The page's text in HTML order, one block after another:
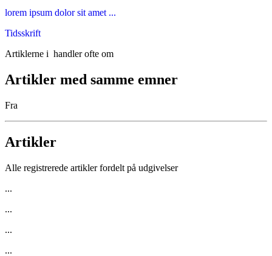
lorem ipsum dolor sit amet ...
Tidsskrift
Artiklerne i handler ofte om
Artikler med samme emner
Fra
Artikler
Alle registrerede artikler fordelt på udgivelser
...
...
...
...